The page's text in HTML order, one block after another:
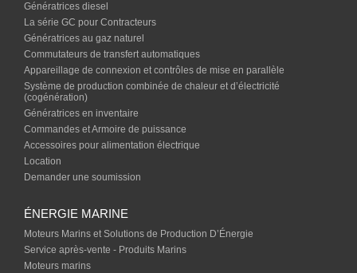
Génératrices diesel
La série GC pour Contracteurs
Génératrices au gaz naturel
Commutateurs de transfert automatiques
Appareillage de connexion et contrôles de mise en parallèle
Système de production combinée de chaleur et d’électricité
(cogénération)
Génératrices en inventaire
Commandes et Armoire de puissance
Accessoires pour alimentation électrique
Location
Demander une soumission
ÉNERGIE MARINE
Moteurs Marins et Solutions de Production D’Énergie
Service après-vente - Produits Marins
Moteurs marins